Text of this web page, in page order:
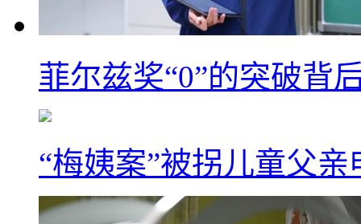
菲尔兹奖“0”的突破背
“梅姨案”被拐儿童父